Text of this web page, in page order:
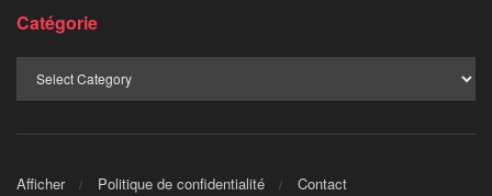
Catégorie
Afficher Politique de confidentialité Contact